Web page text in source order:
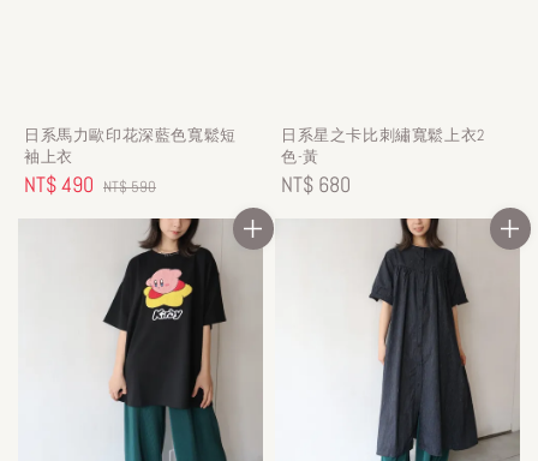
日系馬力歐印花深藍色寬鬆短
袖上衣
Sale
price
NT$ 490 Regular
price
NT$ 590
日系星之卡比刺繡寬鬆上衣2
色-黃
Regular
NT$ 680